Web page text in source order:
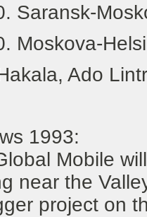
Lintrop,
1993:
Mobile
near the
project on